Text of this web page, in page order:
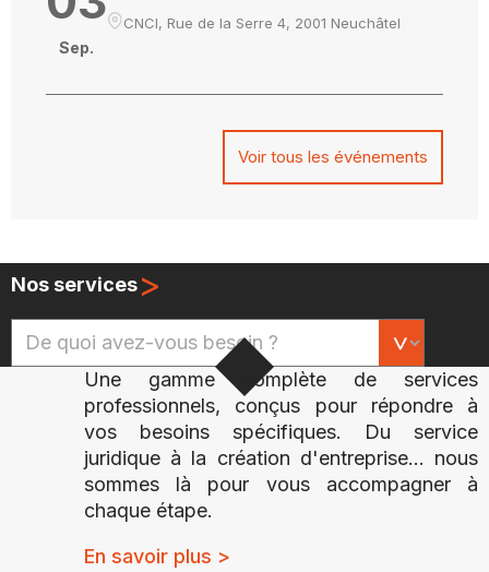
Sep.
CNCI, Rue de la Serre 4, 2001 Neuchâtel
Voir tous les événements
Nos services>
Une gamme complète de services
professionnels, conçus pour répondre à
vos besoins spécifiques. Du service
juridique à la création d'entreprise... nous
sommes là pour vous accompagner à
chaque étape.
En savoir plus >